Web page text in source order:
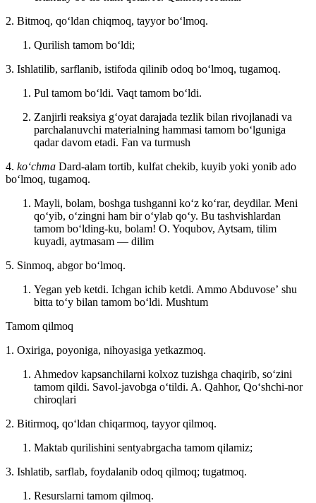
2. Bitmoq, qoʻldan chiqmoq, tayyor boʻlmoq.
Qurilish tamom boʻldi;
3. Ishlatilib, sarflanib, istifoda qilinib odoq boʻlmoq, tugamoq.
Pul tamom boʻldi. Vaqt tamom boʻldi.
Zanjirli reaksiya gʻoyat darajada tezlik bilan rivojlanadi va
parchalanuvchi materialning hammasi tamom boʻlguniga
qadar davom etadi. Fan va turmush
4. koʻchma Dard-alam tortib, kulfat chekib, kuyib yoki yonib ado
boʻlmoq, tugamoq.
Mayli, bolam, boshga tushganni koʻz koʻrar, deydilar. Meni
qoʻyib, oʻzingni ham bir oʻylab qoʻy. Bu tashvishlardan
tamom boʻlding-ku, bolam! O. Yoqubov, Aytsam, tilim
kuyadi, aytmasam — dilim
5. Sinmoq, abgor boʻlmoq.
Yegan yeb ketdi. Ichgan ichib ketdi. Ammo Abduvoseʼ shu
bitta toʻy bilan tamom boʻldi. Mushtum
Tamom qilmoq
1. Oxiriga, poyoniga, nihoyasiga yetkazmoq.
Ahmedov kapsanchilarni kolxoz tuzishga chaqirib, soʻzini
tamom qildi. Savol-javobga oʻtildi. A. Qahhor, Qoʻshchi-nor
chiroqlari
2. Bitirmoq, qoʻldan chiqarmoq, tayyor qilmoq.
Maktab qurilishini sentyabrgacha tamom qilamiz;
3. Ishlatib, sarflab, foydalanib odoq qilmoq; tugatmoq.
Resurslarni tamom qilmoq.